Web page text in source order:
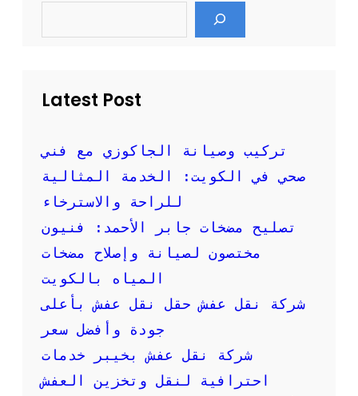
ل
ن
ص
ا
ل
ض
م
ا
س
ل
م
ة
Latest Post
تركيب وصيانة الجاكوزي مع فني
صحي في الكويت: الخدمة المثالية
للراحة والاسترخاء
تصليح مضخات جابر الأحمد: فنيون
مختصون لصيانة وإصلاح مضخات
المياه بالكويت
شركة نقل عفش حقل نقل عفش بأعلى
جودة وأفضل سعر
شركة نقل عفش بخيبر خدمات